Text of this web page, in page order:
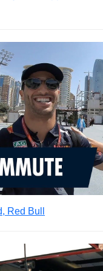
Red Bull